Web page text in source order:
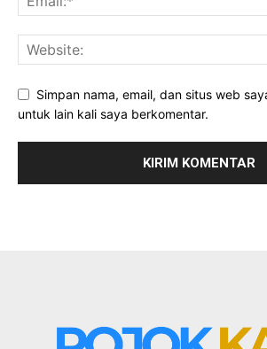
Simpan nama, email, dan situs web
untuk lain kali saya berkomentar.